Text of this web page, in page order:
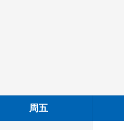
周五